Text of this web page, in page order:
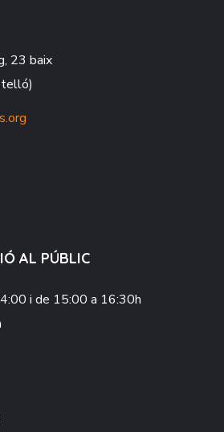
23 baix
AL PÚBLIC
i de 15:00 a 16:30h